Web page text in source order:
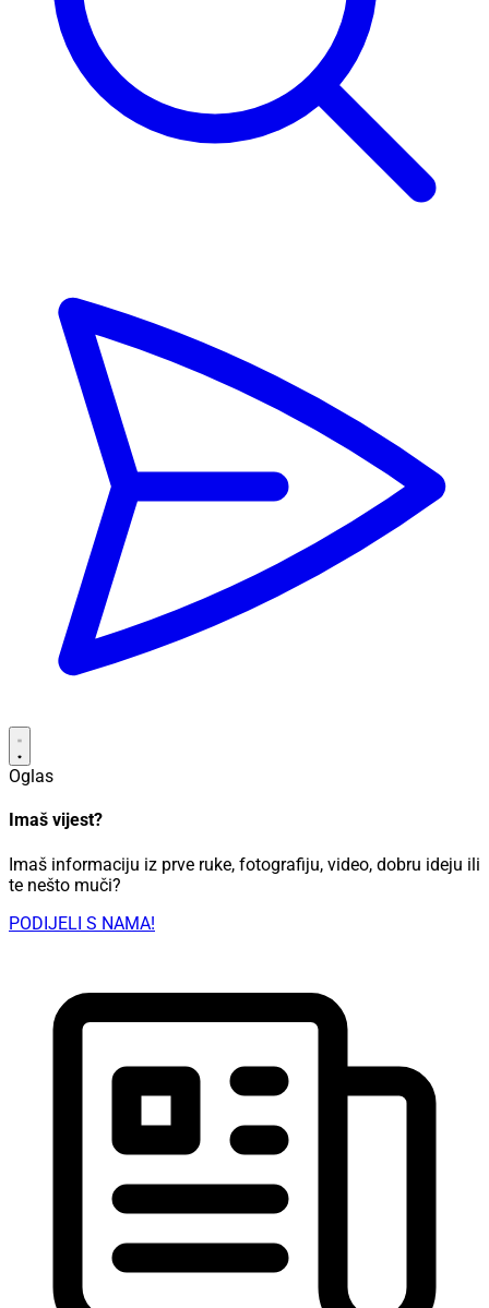
Oglas
Imaš vijest?
Imaš informaciju iz prve ruke, fotografiju, video, dobru ideju ili
te nešto muči?
PODIJELI S NAMA!